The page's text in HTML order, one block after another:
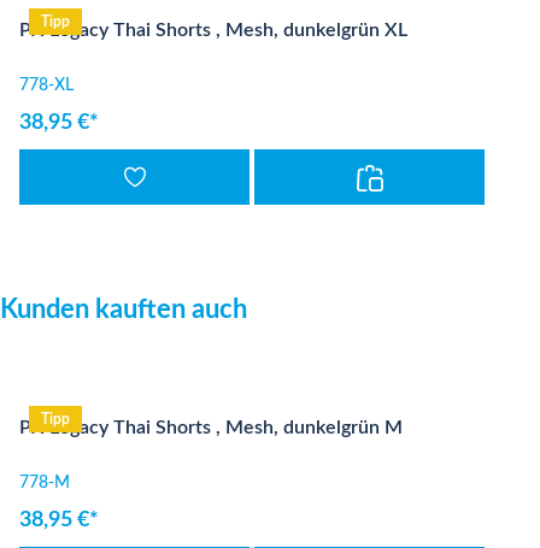
Tipp
PX Legacy Thai Shorts , Mesh, dunkelgrün XL
778-XL
38,95 €*
Produktgalerie überspringen
Kunden kauften auch
Tipp
PX Legacy Thai Shorts , Mesh, dunkelgrün M
778-M
38,95 €*